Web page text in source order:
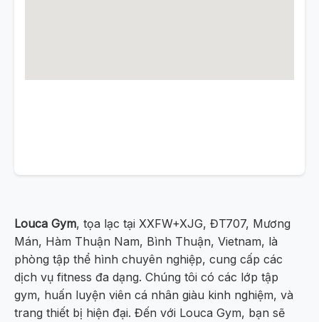
Louca Gym, tọa lạc tại XXFW+XJG, ĐT707, Mương
Mán, Hàm Thuận Nam, Bình Thuận, Vietnam, là
phòng tập thể hình chuyên nghiệp, cung cấp các
dịch vụ fitness đa dạng. Chúng tôi có các lớp tập
gym, huấn luyện viên cá nhân giàu kinh nghiệm, và
trang thiết bị hiện đại. Đến với Louca Gym, bạn sẽ